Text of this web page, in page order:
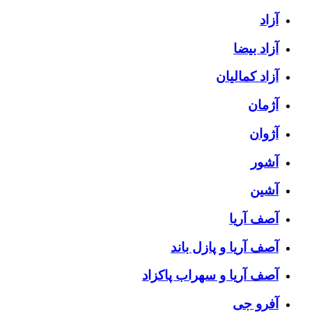
آزاد
آزاد بیضا
آزاد کمالیان
آژمان
آژوان
آشور
آشین
آصف آریا
آصف آریا و پازل باند
آصف آریا و سهراب پاکزاد
آفرو جی